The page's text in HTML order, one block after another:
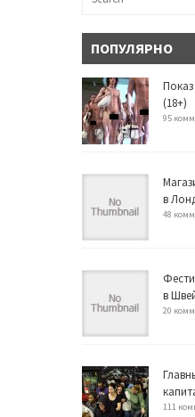
ПОПУЛЯРНО
(18+)
95
в
48
в
20
111